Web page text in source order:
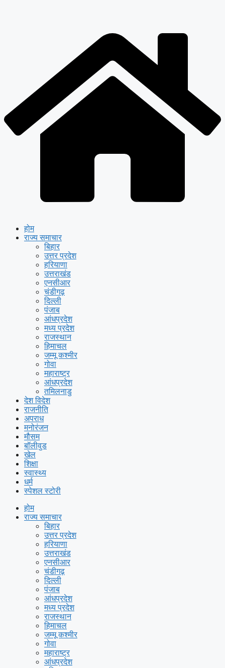
होम
राज्य समाचार
बिहार
उत्तर प्रदेश
हरियाणा
उत्तराखंड
एनसीआर
चंडीगढ़
दिल्ली
पंजाब
आंधप्रदेश
मध्य प्रदेश
राजस्थान
हिमाचल
जम्मू कश्मीर
गोवा
महाराष्ट्र
आंधप्रदेश
तमिलनाडु
देश विदेश
राजनीति
अपराध
मनोरंजन
मौसम
बॉलीवुड
खेल
शिक्षा
स्वास्थ्य
धर्म
स्पेशल स्टोरी
होम
राज्य समाचार
बिहार
उत्तर प्रदेश
हरियाणा
उत्तराखंड
एनसीआर
चंडीगढ़
दिल्ली
पंजाब
आंधप्रदेश
मध्य प्रदेश
राजस्थान
हिमाचल
जम्मू कश्मीर
गोवा
महाराष्ट्र
आंधप्रदेश